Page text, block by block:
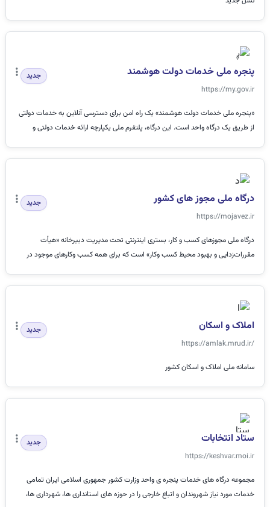
پنجره ملی خدمات دولت هوشمند
https://my.gov.ir
جدید
«پنجره ملی خدمات دولت هوشمند» یک راه امن برای دسترسی آنلاین به خدمات دولتی
از طریق یک درگاه واحد است. این درگاه، پلتفرم ملی یکپارچه ارائه خدمات دولتی و
درگاه ملی مجوز های کشور
https://mojavez.ir
جدید
درگاه ملی مجوزهای کسب و کار، بستری اینترنتی تحت مدیریت دبیرخانه «هیأت
مقررات‌زدایی و بهبود محیط کسب‌ وکار» است که برای همه کسب وکارهای موجود در
املاک و اسکان
https://amlak.mrud.ir/
جدید
سامانه ملی املاک و اسکان کشور
ستاد انتخابات
https://keshvar.moi.ir
جدید
مجموعه درگاه های خدمات پنجره ی واحد وزارت کشور جمهوری اسلامی ایران تمامی
خدمات مورد نیاز شهروندان و اتباع خارجی را در حوزه های استانداری ها، شهرداری ها،